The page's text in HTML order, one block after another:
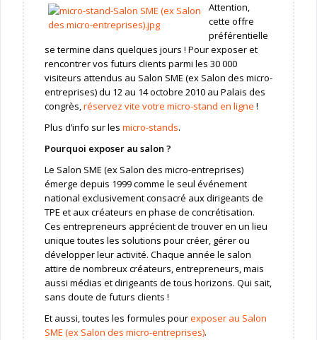
Attention,
cette offre
préférentielle
se termine dans quelques jours ! Pour exposer et
rencontrer vos futurs clients parmi les 30 000
visiteurs attendus au Salon SME (ex Salon des micro-
entreprises) du 12 au 14 octobre 2010 au Palais des
congrès,réservez vite votre micro-stand en ligne !
Plus d’info sur les micro-stands.
Pourquoi exposer au salon ?
Le Salon SME (ex Salon des micro-entreprises)
émerge depuis 1999 comme le seul événement
national exclusivement consacré aux dirigeants de
TPE et aux créateurs en phase de concrétisation.
Ces entrepreneurs apprécient de trouver en un lieu
unique toutes les solutions pour créer, gérer ou
développer leur activité. Chaque année le salon
attire de nombreux créateurs, entrepreneurs, mais
aussi médias et dirigeants de tous horizons. Qui sait,
sans doute de futurs clients !
Et aussi, toutes les formules pourexposer au Salon
SME (ex Salon des micro-entreprises).